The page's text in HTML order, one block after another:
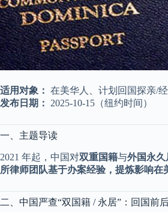
适用对象： 在美华人、计划回国探亲/
发布日期：
2025-10-15（纽约时间）
一、主题导读
2021 年起，中国对双重国籍与外国永久
所律师团队基于办案经验，提炼影响
二、中国严查“双国籍 / 永居”：回国前